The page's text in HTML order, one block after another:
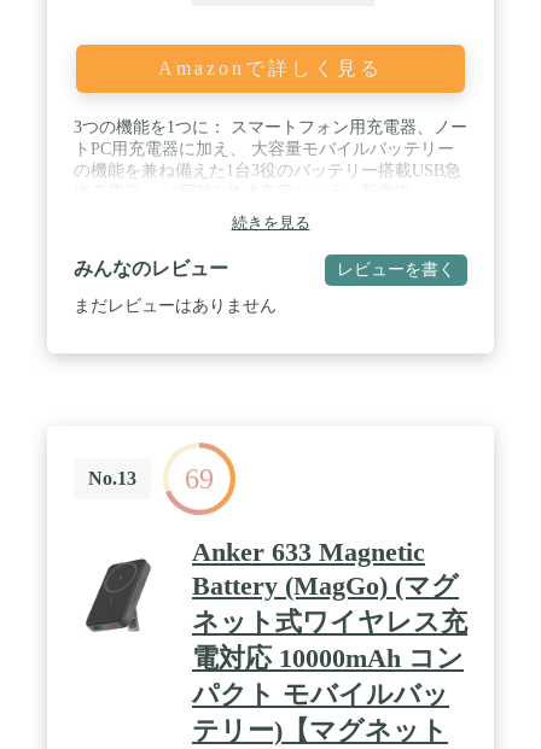
Amazonで詳しく見る
3つの機能を1つに： スマートフォン用充電器、ノー
トPC用充電器に加え、 大容量モバイルバッテリー
の機能を兼ね備えた1台3役のバッテリー搭載USB急
Anker GaNPrimeシリーズ：Anker独自技術
「GaNPrime」を採用し、GaN搭載充電器が前シリー
ズから進化 超高出力 & 小型化に成功しながら複数
ポートへの充電の最適配分と更なる安全性も実現し
ました。 / 大容量かつバッテリーとしてもパワフ
PC、タブレット端末などを3台同時に充電すること
ができます。 / Anker最新の独自技術「GaNPrime」
を採用：Anker独自技術GaN搭載充電器が第3世代へ
進化。 電源ICと回路設計に革新を起こしGaNの持つ
素材の力をさらに引き出したAnkerの独自技術で
す。スイッチング周波数を高めて電子部品を省サイ
ズ化。高出力でハイスペックながら、厳しい安全基
準を満たしさらなる小型化に成功しました。 / パッ
ケージ内容：Anker 733 Power Bank (GaNPrime
PowerCore 65W)、取扱説明書、カスタマサポート
続きを見る
みんなのレビュー レビューを書く
まだレビューはありません
No.13 69
Anker 633 Magnetic
Battery (MagGo) (マグ
ネット式ワイヤレス充
電対応 10000mAh コン
パクト モバイルバッ
テリー)【マグネット